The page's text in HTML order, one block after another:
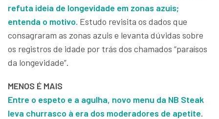
refuta ideia de longevidade em zonas azuis;
entenda o motivo. Estudo revisita os dados que
consagraram as zonas azuis e levanta dúvidas sobre
os registros de idade por trás dos chamados “paraísos
da longevidade”.
MENOS É MAIS
Entre o espeto e a agulha, novo menu da NB Steak
leva churrasco à era dos moderadores de apetite.